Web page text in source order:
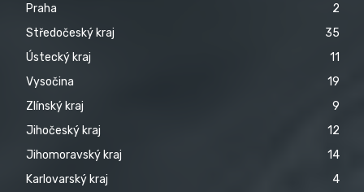
Praha
2
Středočeský kraj
35
Ústecký kraj
11
Vysočina
19
Zlínský kraj
9
Jihočeský kraj
12
Jihomoravský kraj
14
Karlovarský kraj
4